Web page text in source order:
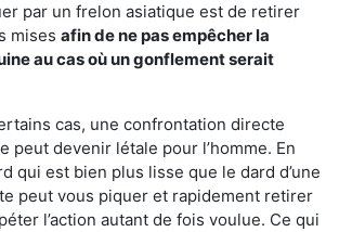
par un frelon asiatique est de retirer
mises afin de ne pas empêcher la
au cas où un gonflement serait
cas, une confrontation directe
peut devenir létale pour l’homme. En
qui est bien plus lisse que le dard d’une
peut vous piquer et rapidement retirer
l’action autant de fois voulue. Ce qui